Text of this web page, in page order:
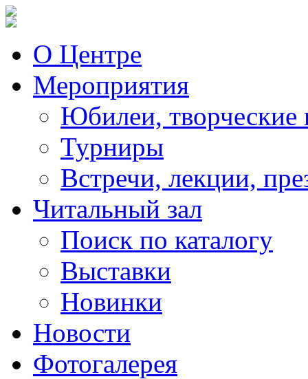
О Центре
Мероприятия
Юбилеи, творческие
Турниры
Встречи, лекции,
Читальный зал
Поиск по каталогу
Выставки
Новинки
Новости
Фотогалерея